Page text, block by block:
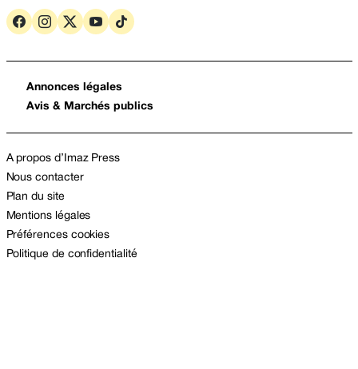
Annonces légales
Avis & Marchés publics
A propos d’Imaz Press
Nous contacter
Plan du site
Mentions légales
Préférences cookies
Politique de confidentialité